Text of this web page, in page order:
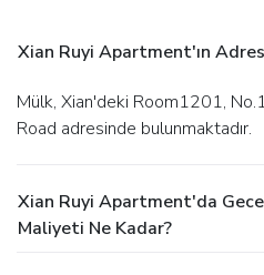
Xian Ruyi Apartment'ın
Mülk, Xian'deki Room1201, No.1 Huahao Lijing West Youyi
Road adresinde bulunmaktadır.
Xian Ruyi Apartment'da
Maliyeti Ne Kadar?